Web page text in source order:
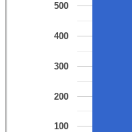
100
200
300
400
500